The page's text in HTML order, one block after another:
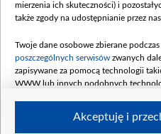
mierzenia ich skuteczności) i
także zgody na udostępnianie przez
Twoje dane osobowe zbierane
poszczególnych serwisów zwanych
zapisywane za pomocą technologii
WWW lub innych podobnych
Akceptuję i